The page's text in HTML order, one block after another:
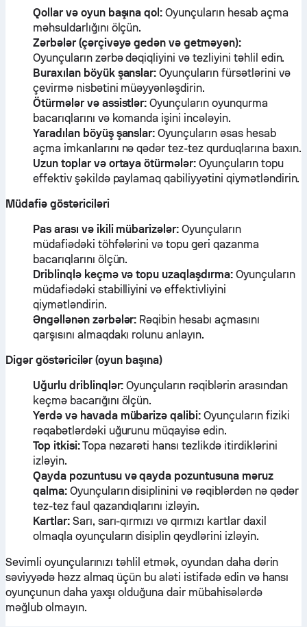
Qollar və oyun başına qol: Oyunçuların hesab açma
məhsuldarlığını ölçün.
Zərbələr (çərçivəyə gedən və getməyən):
Oyunçuların zərbə dəqiqliyini və tezliyini təhlil edin.
Buraxılan böyük şanslar: Oyunçuların fürsətlərini və
çevirmə nisbətini müəyyənləşdirin.
Ötürmələr və assistlər: Oyunçuların oyunqurma
bacarıqlarını və komanda işini incələyin.
Yaradılan böyüş şanslar: Oyunçuların əsas hesab
açma imkanlarını nə qədər tez-tez qurduqlarına baxın.
Uzun toplar və ortaya ötürmələr: Oyunçuların topu
effektiv şəkildə paylamaq qabiliyyətini qiymətləndirin.
Müdafiə göstəriciləri
Pas arası və ikili mübarizələr: Oyunçuların
müdafiədəki töhfələrini və topu geri qazanma
bacarıqlarını ölçün.
Driblinqlə keçmə və topu uzaqlaşdırma:Oyunçuların
müdafiədəki stabilliyini və effektivliyini
qiymətləndirin.
Əngəllənən zərbələr: Rəqibin hesabı açmasını
qarşısını almaqdakı rolunu anlayın.
Digər göstəricilər (oyun başına)
Uğurlu driblinqlər: Oyunçuların rəqiblərin arasından
keçmə bacarığını ölçün.
Yerdə və havada mübarizə qalibi: Oyunçuların fiziki
rəqabətlərdəki uğurunu müqayisə edin.
Top itkisi:Topa nəzarəti hansı tezlikdə itirdiklərini
izləyin.
Qayda pozuntusu və qayda pozuntusuna məruz
qalma:Oyunçuların disiplinini və rəqiblərdən nə qədər
tez-tez faul qazandıqlarını izləyin.
Kartlar:Sarı, sarı-qırmızı və qırmızı kartlar daxil
olmaqla oyunçuların disiplin qeydlərini izləyin.
Sevimli oyunçularınızı təhlil etmək, oyundan daha dərin
səviyyədə həzz almaq üçün bu aləti istifadə edin və hansı
oyunçunun daha yaxşı olduğuna dair mübahisələrdə
məğlub olmayın.